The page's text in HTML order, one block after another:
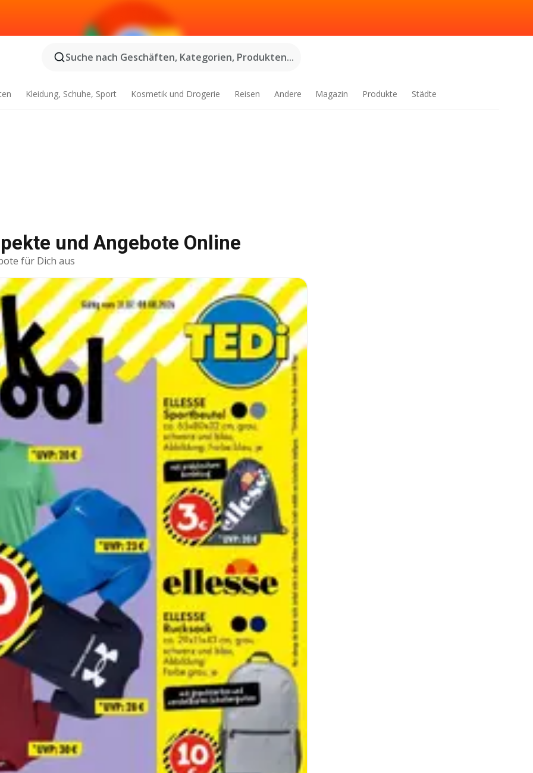
Suche nach Geschäften, Kategorien, Produkten...
Kleidung, Schuhe, Sport Kosmetik und Drogerie Reisen Andere Magazin Produkte Städte
und Angebote Online
für Dich aus